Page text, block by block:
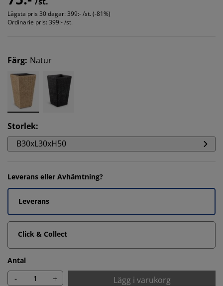
Lägsta pris 30 dagar: 399:- /st. (-81%)
Ordinarie pris: 399:- /st.
Färg: Natur
Storlek:
B30xL30xH50
Leverans eller Avhämtning?
Leverans
Click & Collect
Antal
- + Lägg i varukorg